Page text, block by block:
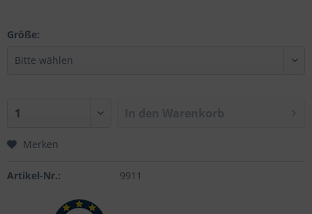
Größe:
Merken
Artikel-Nr.: 9911